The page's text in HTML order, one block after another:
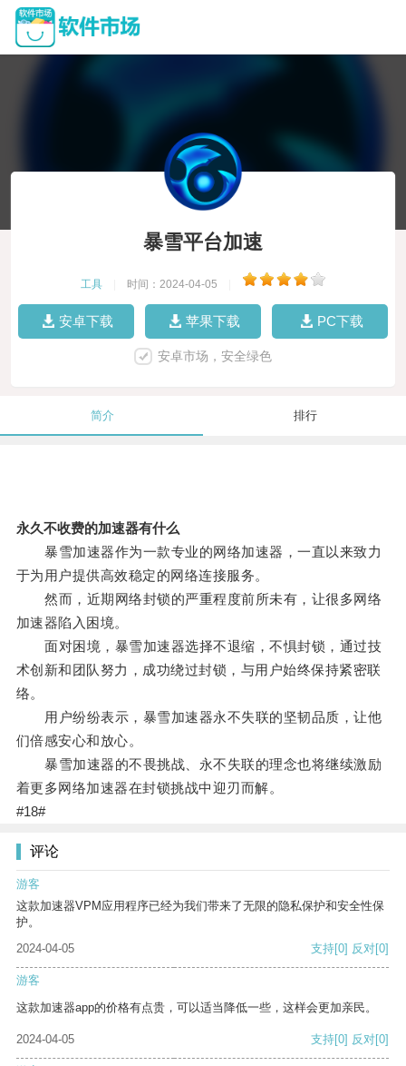
暴雪平台加速
工具 时间：2024-04-05
安卓下载 苹果下载 PC下载
安卓市场，安全绿色
简介 排行
永久不收费的加速器有什么
暴雪加速器作为一款专业的网络加速器，一直以来致力
于为用户提供高效稳定的网络连接服务。
然而，近期网络封锁的严重程度前所未有，让很多网络
加速器陷入困境。
面对困境，暴雪加速器选择不退缩，不惧封锁，通过技
术创新和团队努力，成功绕过封锁，与用户始终保持紧密联
络。
用户纷纷表示，暴雪加速器永不失联的坚韧品质，让他
们倍感安心和放心。
暴雪加速器的不畏挑战、永不失联的理念也将继续激励
着更多网络加速器在封锁挑战中迎刃而解。
#18#
评论
游客
这款加速器VPM应用程序已经为我们带来了无限的隐私保护和安全性保
护。
2024-04-05
支持[0] 反对[0]
游客
这款加速器app的价格有点贵，可以适当降低一些，这样会更加亲民。
2024-04-05 支持[0] 反对[0]